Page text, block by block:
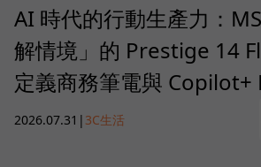
AI 時代的行動生產力：
解情境」的 Prestige 14
定義商務筆電與 Copilot+
2026.07.31 | 3C生活